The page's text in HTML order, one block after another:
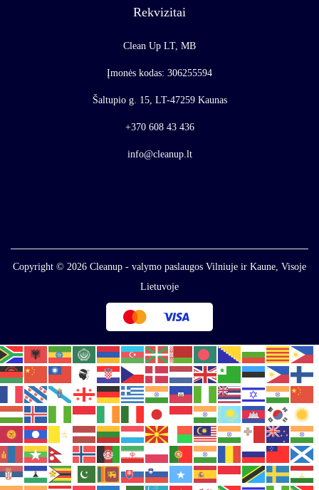
Rekvizitai
Clean Up LT, MB
Įmonės kodas: 306255594
Šaltupio g. 15, LT-47259 Kaunas
+370 608 43 436
info@cleanup.lt
Copyright © 2026 Cleanup - valymo paslaugos Vilniuje ir Kaune, Visoje
Lietuvoje